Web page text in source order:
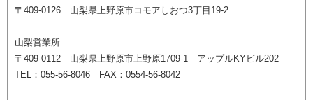
〒409-0126 山梨県上野原市コモアしおつ3丁目19-2
山梨営業所
〒409-0112 山梨県上野原市上野原1709-1 アップルKYビル202
TEL：055-56-8046 FAX：0554-56-8042